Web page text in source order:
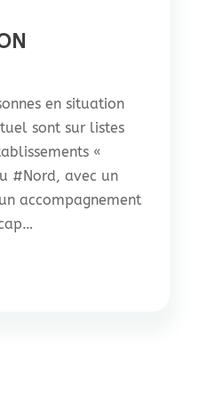
en situation
sont sur listes
«
#Nord, avec un
accompagnement